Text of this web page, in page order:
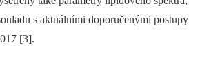
s aktuálními doporučenými postupy
[3].